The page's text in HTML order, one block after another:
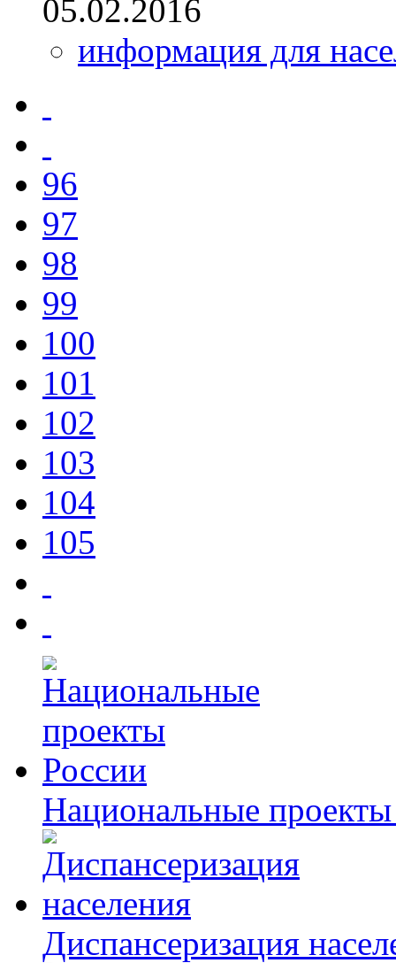
05.02.2016
информация для
96
97
98
99
100
101
102
103
104
105
Национальные
Диспансеризация